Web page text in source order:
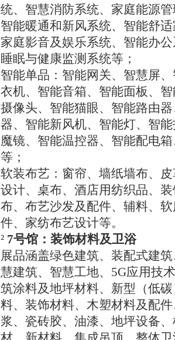
统、智慧消防系统、家庭能源
智能暖通和新风系统、智能舒
家庭影音及娱乐系统、智能办
睡眠与健康监测系统等；
智能单品：智能网关、智慧屏
衣机、智能音箱、智能面板、
摄像头、智能猫眼、智能路由
器、智能新风机、智能灯、智
魔镜、智能温控器、智能配电
等；
软装布艺：窗帘、墙纸墙布、
设计、桌布、酒店用纺织品、
布、布艺沙发及配件、辅料、
件、家纺布艺设计等。
² 7号馆：装饰材料及卫浴
展品涵盖绿色建筑、装配式建
慧建筑、智慧工地、5G应用技
筑涂料及地坪材料、新型（低
料、装饰材料、木塑材料及配
浆、瓷砖胶、油漆、地坪设备